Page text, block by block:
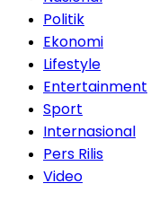
Politik
Ekonomi
Lifestyle
Entertainment
Sport
Internasional
Pers Rilis
Video